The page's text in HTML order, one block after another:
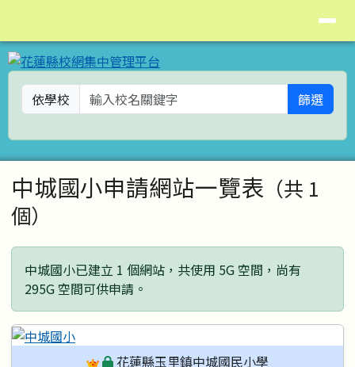
依學校 篩選
主內容區域
中城國小申請網站一覽表 （共 1
個）
中城國小已建立 1 個網站，共使用 5G 空間，尚有
295G 空間可供申請。
花蓮縣玉里鎮中城國民小學
頁尾區域